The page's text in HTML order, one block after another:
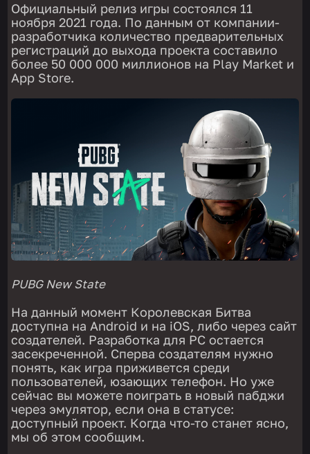
Официальный релиз игры состоялся 11
ноября 2021 года. По данным от компании-
разработчика количество предварительных
регистраций до выхода проекта составило
более 50 000 000 миллионов на Play Market и
App Store.
PUBG New State
На данный момент Королевская Битва
доступна на Android и на iOS, либо через сайт
создателей. Разработка для PC остается
засекреченной. Сперва создателям нужно
понять, как игра приживется среди
пользователей, юзающих телефон. Но уже
сейчас вы можете поиграть в новый пабджи
через эмулятор, если она в статусе:
доступный проект. Когда что-то станет ясно,
мы об этом сообщим.